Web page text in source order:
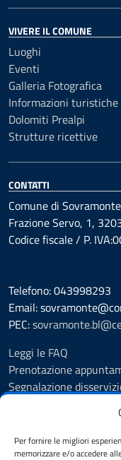
Per fornire le migliori
memorizzare e/o accedere
VIVERE IL COMUNE
Luoghi
Eventi
Galleria Fotografica
Informazioni turistiche
Dolomiti Prealpi
Strutture ricettive
CONTATTI
Comune di Sovramonte
Frazione Servo, 1,
Codice fiscale / P.
Telefono: 043998293
Email:
PEC:
Leggi le FAQ
Prenotazione
Segnalazione
Amministrazione
Albo Pretorio
Informativa privacy